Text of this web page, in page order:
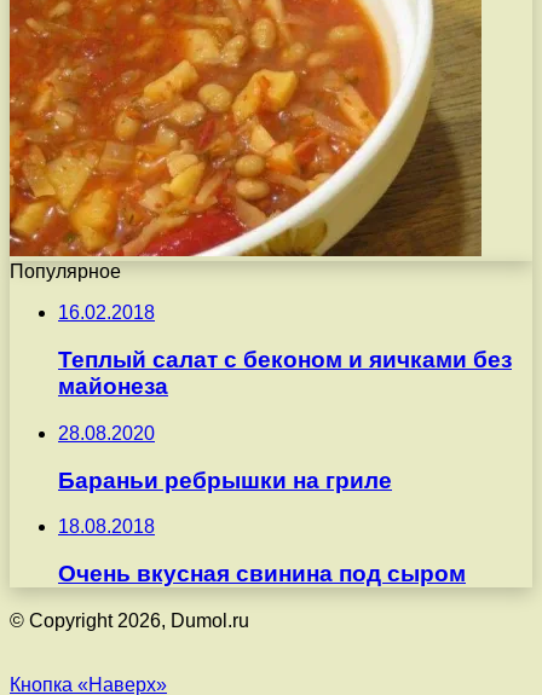
Популярное
16.02.2018
Теплый салат с беконом и яичками без
майонеза
28.08.2020
Бараньи ребрышки на гриле
18.08.2018
Очень вкусная свинина под сыром
© Copyright 2026, Dumol.ru
Кнопка «Наверх»